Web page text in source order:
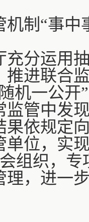
制“事中
运用抽
推进联合
机一公开
监管中发
果依规定
位，实
组织，
理，进一